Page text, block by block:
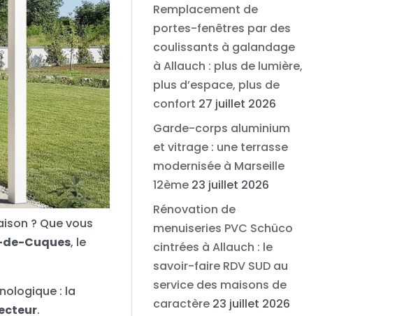
? Que vous
Cuques, le
: la
.
Remplacement de
portes-fenêtres par des
coulissants à galandage
à Allauch : plus de lumière,
plus d’espace, plus de
confort 27 juillet 2026
Garde-corps aluminium
et vitrage : une terrasse
modernisée à Marseille
12ème 23 juillet 2026
Rénovation de
menuiseries PVC Schüco
cintrées à Allauch : le
savoir-faire RDV SUD au
service des maisons de
caractère 23 juillet 2026